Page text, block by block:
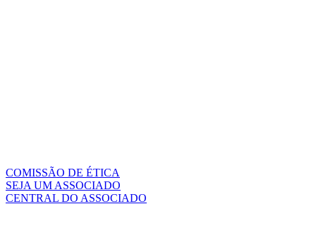
COMISSÃO DE ÉTICA
SEJA UM ASSOCIADO
CENTRAL DO ASSOCIADO